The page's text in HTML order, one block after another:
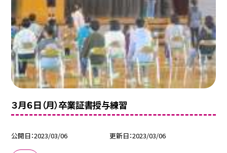
３月６日（月）卒業証書授与練習
公開日 2023/03/06 更新日 2023/03/06